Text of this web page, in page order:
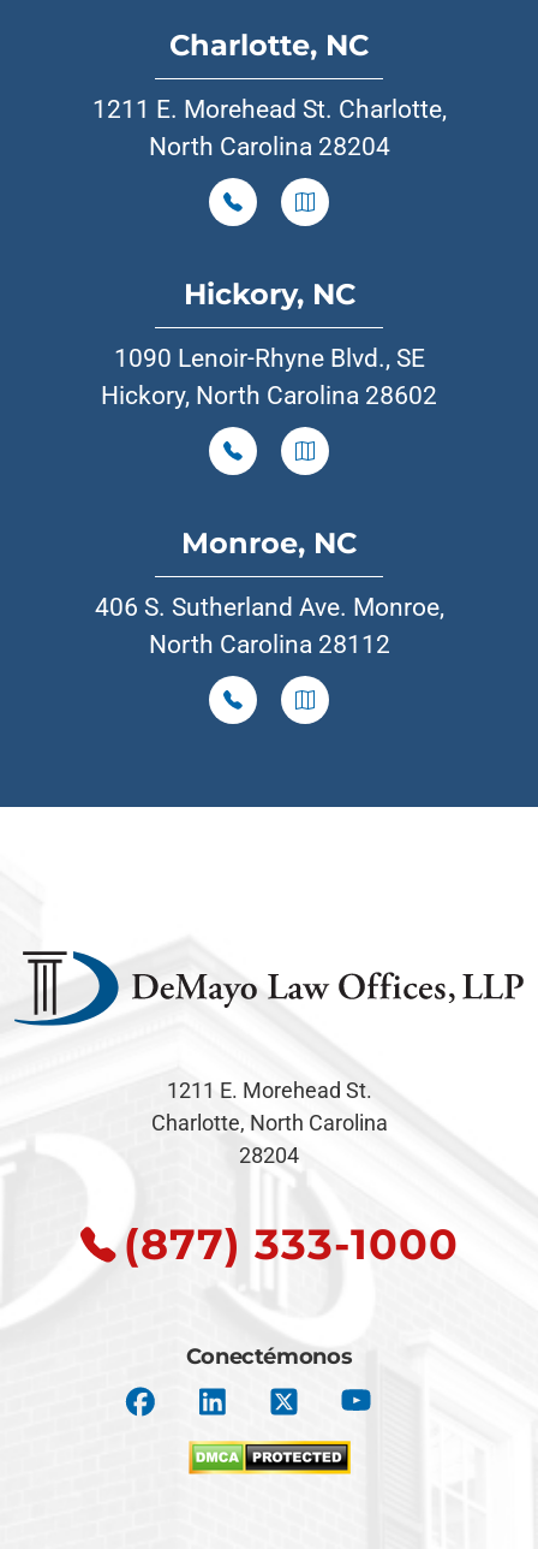
Charlotte, NC
1211 E. Morehead St. Charlotte,
North Carolina 28204
Hickory, NC
1090 Lenoir-Rhyne Blvd., SE
Hickory, North Carolina 28602
Monroe, NC
406 S. Sutherland Ave. Monroe,
North Carolina 28112
1211 E. Morehead St.
Charlotte, North Carolina
28204
(877) 333-1000
Conectémonos